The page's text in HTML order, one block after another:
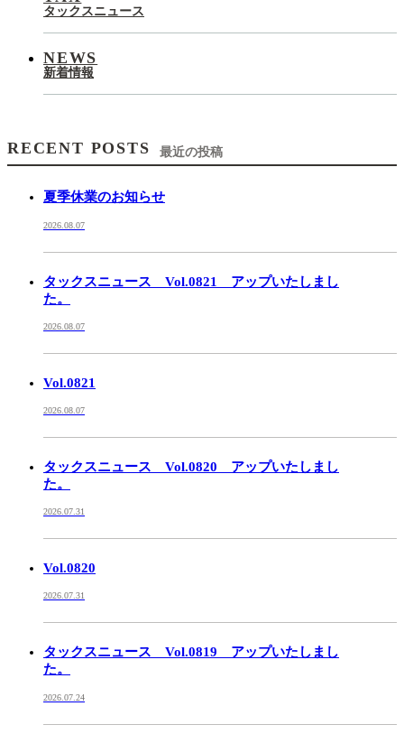
タックスニュース
NEWS
新着情報
RECENT POSTS 最近の投稿
夏季休業のお知らせ
2026.08.07
タックスニュース Vol.0821 アップいたしまし
た。
2026.08.07
Vol.0821
2026.08.07
タックスニュース Vol.0820 アップいたしまし
た。
2026.07.31
Vol.0820
2026.07.31
タックスニュース Vol.0819 アップいたしまし
た。
2026.07.24